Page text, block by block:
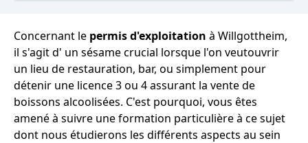
Concernant le permis d'exploitation à Willgottheim,
il s'agit d' un sésame crucial lorsque l'on veutouvrir
un lieu de restauration, bar, ou simplement pour
détenir une licence 3 ou 4 assurant la vente de
boissons alcoolisées. C'est pourquoi, vous êtes
amené à suivre une formation particulière à ce sujet
dont nous étudierons les différents aspects au sein